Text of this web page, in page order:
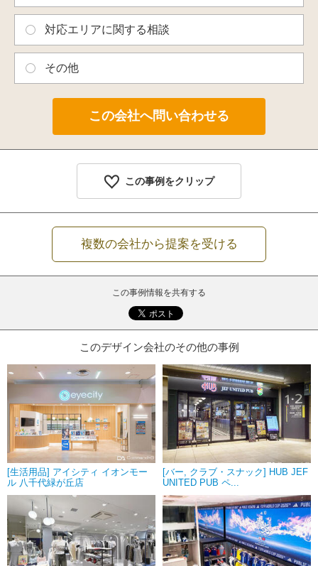
対応エリアに関する相談
その他
この事例をクリップ
複数の会社から提案を受ける
この事例情報を共有する
このデザイン会社のその他の事例
[生活用品] アイシティ イオンモー
ル 八千代緑が丘店
[バー, クラブ・スナック] HUB JEF
UNITED PUB ペ...